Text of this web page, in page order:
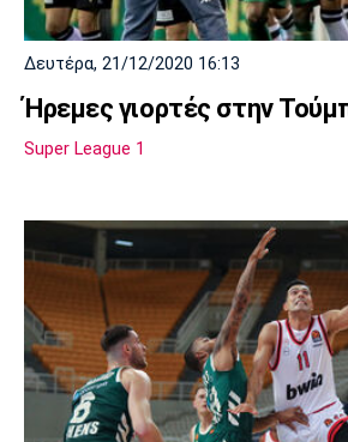
Δευτέρα, 21/12/2020 16:13
Ήρεμες γιορτές στην
Super League 1